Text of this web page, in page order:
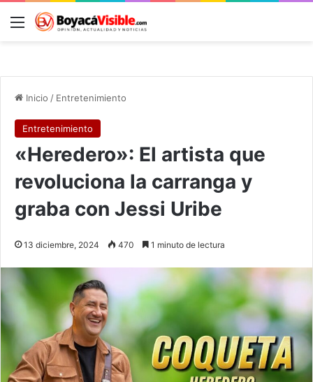
Menú
Inicio / Entretenimiento
Entretenimiento
«Heredero»: El artista que
revoluciona la carranga y
graba con Jessi Uribe
13 diciembre, 2024 470 1 minuto de lectura